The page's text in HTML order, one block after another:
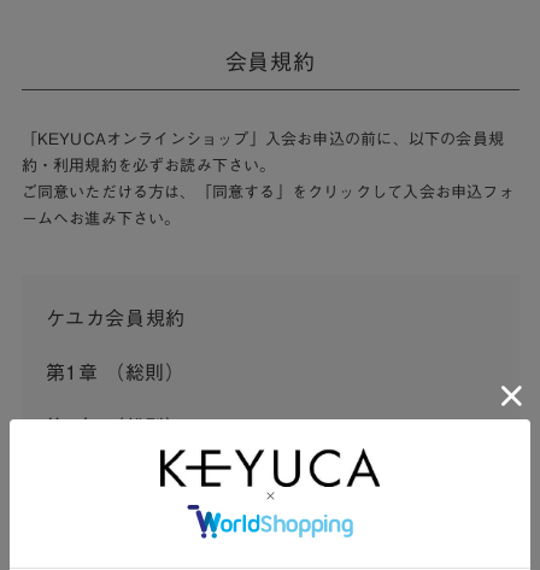
会員規約
「KEYUCAオンラインショップ」入会お申込の前に、以下の会員規
約・利用規約を必ずお読み下さい。
ご同意いただける方は、「同意する」をクリックして入会お申込フォ
ームへお進み下さい。
ケユカ会員規約
第1章 （総則）
この会員規約（以下「本規約」といいます。）は、河淳株
式会社ケユカ事業部（以下「弊社」といいます。）が提供
する一連のサービスに関し、弊社が次条の定めに従い入会